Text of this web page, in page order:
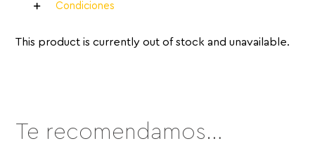
Condiciones
This product is currently out of stock and unavailable.
Te recomendamos…